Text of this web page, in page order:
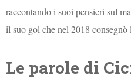
raccontando i suoi pensieri sul
il suo gol che nel 2018
Le parole di